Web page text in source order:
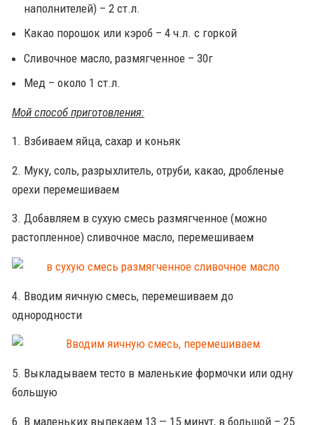
наполнителей) – 2 ст.л.
Какао порошок или кэроб – 4 ч.л. с горкой
Сливочное масло, размягченное – 30г
Мед – около 1 ст.л.
Мой способ приготовления:
1. Взбиваем яйца, сахар и коньяк
2. Муку, соль, разрыхлитель, отруби, какао, дробленые
орехи перемешиваем
3. Добавляем в сухую смесь размягченное (можно
растопленное) сливочное масло, перемешиваем
4. Вводим яичную смесь, перемешиваем до
однородности
5. Выкладываем тесто в маленькие формочки или одну
большую
6. В маленьких выпекаем 13 — 15 минут, в большой – 25